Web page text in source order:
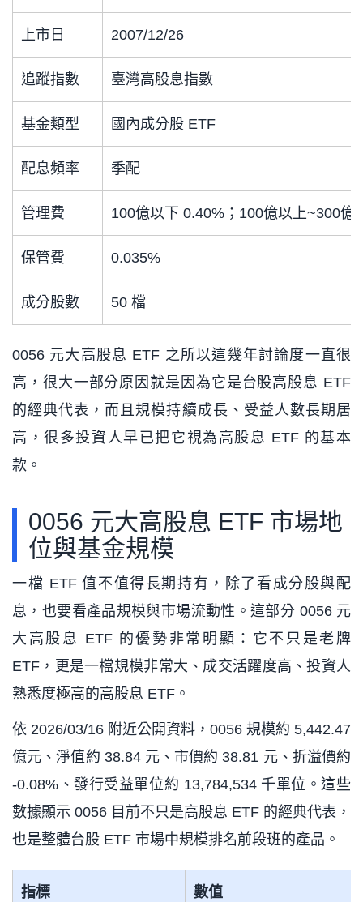
上市日 2007/12/26
追蹤指數 臺灣高股息指數
基金類型 國內成分股 ETF
配息頻率 季配
管理費 100億以下 0.40%；100億以上~300億
保管費 0.035%
成分股數 50 檔
0056 元大高股息 ETF 之所以這幾年討論度一直很
高，很大一部分原因就是因為它是台股高股息 ETF
的經典代表，而且規模持續成長、受益人數長期居
高，很多投資人早已把它視為高股息 ETF 的基本
款。
0056 元大高股息 ETF 市場地
位與基金規模
一檔 ETF 值不值得長期持有，除了看成分股與配
息，也要看產品規模與市場流動性。這部分 0056 元
大高股息 ETF 的優勢非常明顯：它不只是老牌
ETF，更是一檔規模非常大、成交活躍度高、投資人
熟悉度極高的高股息 ETF。
依 2026/03/16 附近公開資料，0056 規模約 5,442.47
億元、淨值約 38.84 元、市價約 38.81 元、折溢價約
-0.08%、發行受益單位約 13,784,534 千單位。這些
數據顯示 0056 目前不只是高股息 ETF 的經典代表，
也是整體台股 ETF 市場中規模排名前段班的產品。
指標 數值